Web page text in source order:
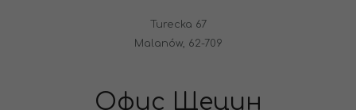
Turecka 67
Malanów, 62-709
Офис Щецин